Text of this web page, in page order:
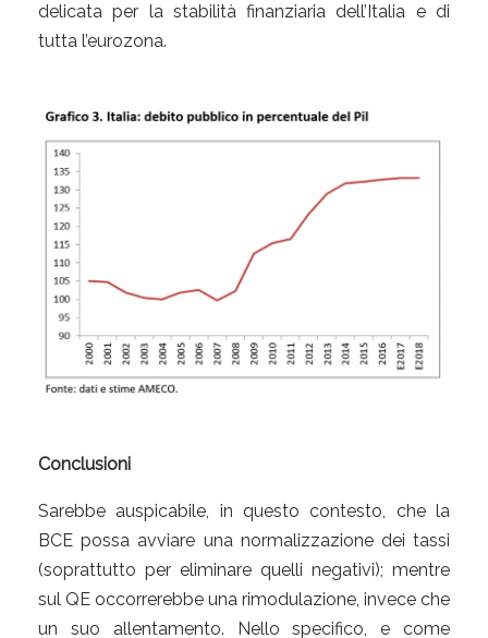
delicata per la stabilità finanziaria dell’Italia e di
tutta l’eurozona.
Conclusioni
Sarebbe auspicabile, in questo contesto, che la
BCE possa avviare una normalizzazione dei tassi
(soprattutto per eliminare quelli negativi); mentre
sul QE occorrerebbe una rimodulazione, invece che
un suo allentamento. Nello specifico, e come